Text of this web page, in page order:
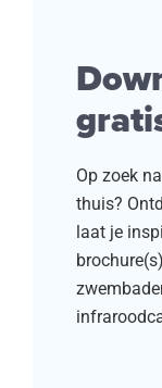
Op zoek
thuis?
laat je